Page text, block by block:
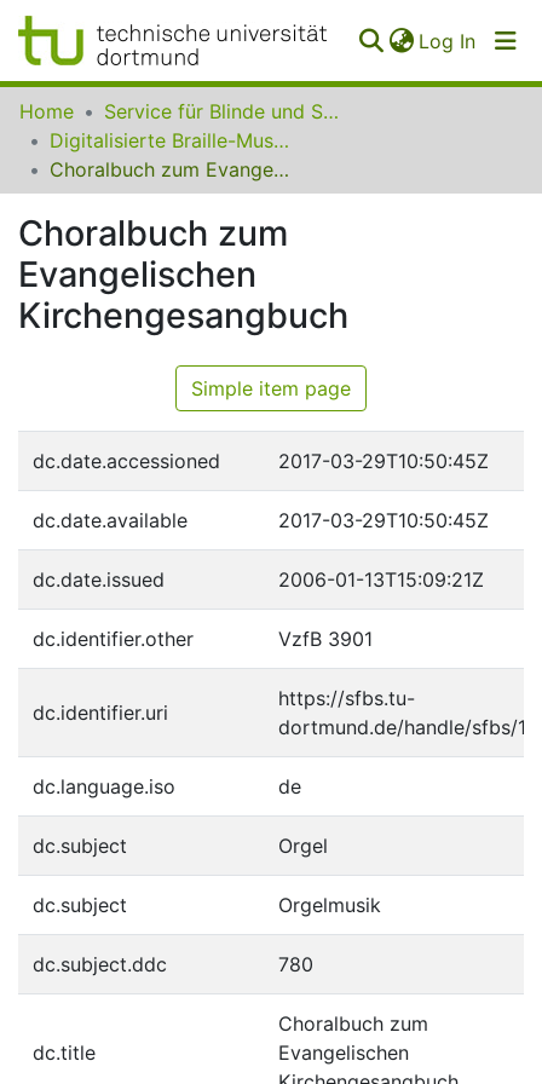
Log In
Communities
Collections
FAQ
Home
Service für Blinde und Sehbehinderte der UB Dortmund
Digitalisierte Braille-Musik-Matrizen des VzfB
Choralbuch zum Evangelischen Kirchengesangbuch
Choralbuch zum
Evangelischen
Kirchengesangbuch
Simple item page
dc.date.accessioned 2017-03-29T10:50:45Z
dc.date.available 2017-03-29T10:50:45Z
dc.date.issued 2006-01-13T15:09:21Z
dc.identifier.other VzfB 3901
dc.identifier.uri
https://sfbs.tu-
dortmund.de/handle/sfbs/
dc.language.iso de
dc.subject Orgel
dc.subject Orgelmusik
dc.subject.ddc 780
dc.title
Choralbuch zum
Evangelischen